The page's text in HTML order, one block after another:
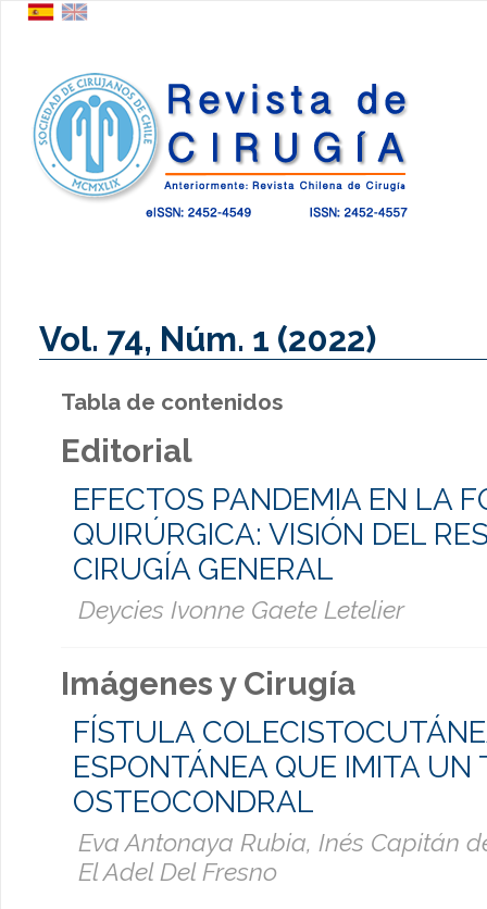
Vol. 74, Núm. 1 (2022)
Tabla de contenidos
Editorial
EFECTOS PANDEMIA EN LA
QUIRÚRGICA: VISIÓN DEL
CIRUGÍA GENERAL
Deycies Ivonne Gaete Letelier
Imágenes y Cirugía
FÍSTULA
ESPONTÁNEA QUE IMITA UN
OSTEOCONDRAL
Eva Antonaya Rubia, Inés Capitán
El Adel Del Fresno